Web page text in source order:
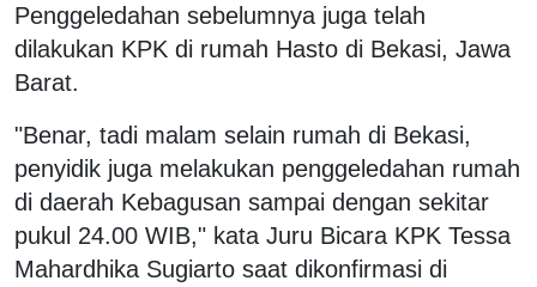
Penggeledahan sebelumnya juga telah
dilakukan KPK di rumah Hasto di Bekasi, Jawa
Barat.
"Benar, tadi malam selain rumah di Bekasi,
penyidik juga melakukan penggeledahan rumah
di daerah Kebagusan sampai dengan sekitar
pukul 24.00 WIB," kata Juru Bicara KPK Tessa
Mahardhika Sugiarto saat dikonfirmasi di